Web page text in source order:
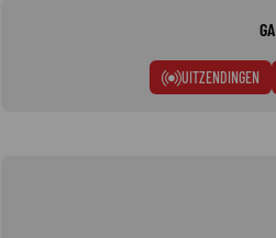
UITZENDINGEN